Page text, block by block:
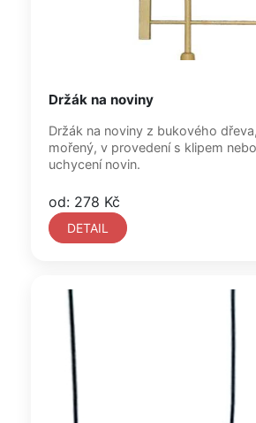
Držák na noviny
Držák na noviny z bukového
mořený, v provedení s klipem
uchycení novin.
od: 278 Kč
DETAIL